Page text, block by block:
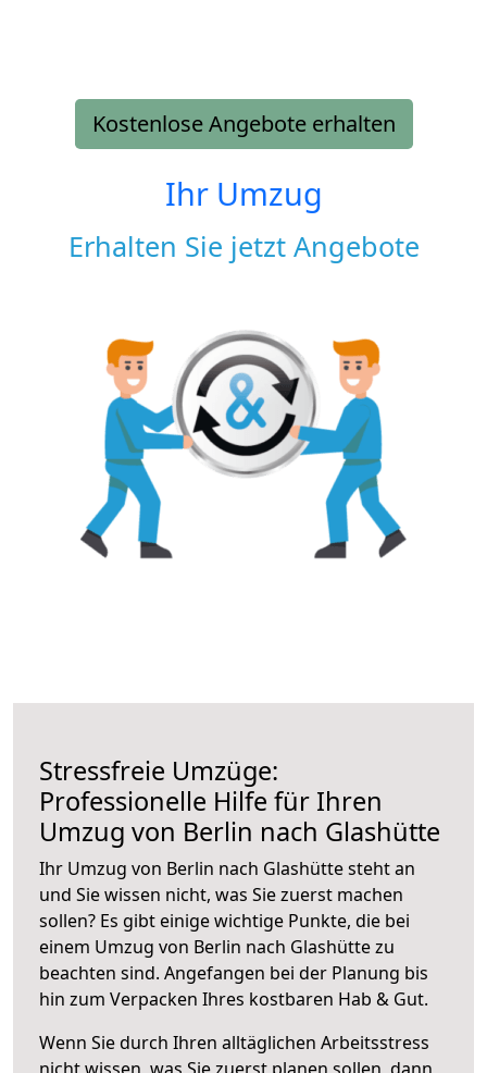
Kostenlose Angebote erhalten
Ihr Umzug
Erhalten Sie jetzt Angebote
Stressfreie Umzüge:
Professionelle Hilfe für Ihren
Umzug von Berlin nach Glashütte
Ihr Umzug von Berlin nach Glashütte steht an
und Sie wissen nicht, was Sie zuerst machen
sollen? Es gibt einige wichtige Punkte, die bei
einem Umzug von Berlin nach Glashütte zu
beachten sind. Angefangen bei der Planung bis
hin zum Verpacken Ihres kostbaren Hab & Gut.
Wenn Sie durch Ihren alltäglichen Arbeitsstress